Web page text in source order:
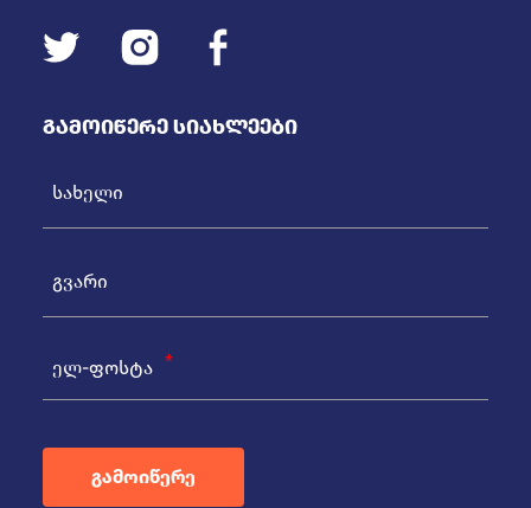
Გამოიწერე Სიახლეები
ელ-ფოსტა
გამოიწერე